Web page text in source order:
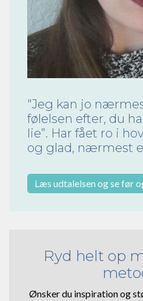
"Jeg kan jo
følelsen efter, du
lie”. Har fået ro i
og glad, nærmest
Læs udtalelsen og se før
Ryd helt op
Ønsker du inspiration og